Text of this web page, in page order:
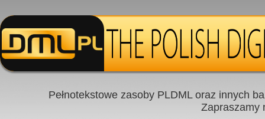
Pełnotekstowe zasoby PLDML oraz innych
Zapraszamy